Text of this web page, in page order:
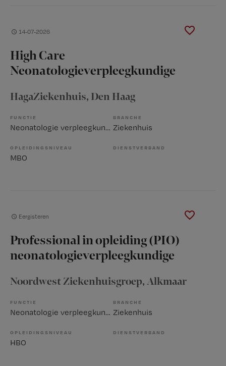
14-07-2026
High Care
Neonatologieverpleegkundige
HagaZiekenhuis, Den Haag
FUNCTIE
Neonatologie verpleegkundige
BRANCHE
Ziekenhuis
OPLEIDINGSNIVEAU
MBO
DIENSTVERBAND
Eergisteren
Professional in opleiding (PIO)
neonatologieverpleegkundige
Noordwest Ziekenhuisgroep, Alkmaar
FUNCTIE
Neonatologie verpleegkundige
BRANCHE
Ziekenhuis
OPLEIDINGSNIVEAU
HBO
DIENSTVERBAND